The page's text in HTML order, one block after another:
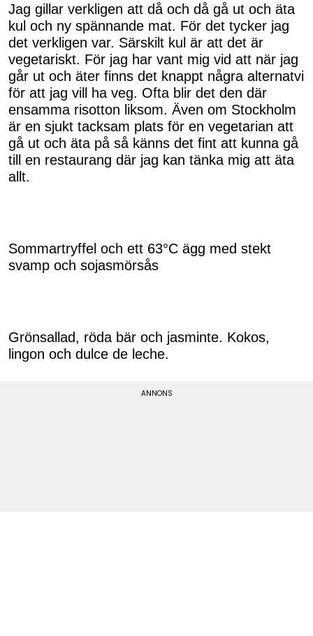
Jag gillar verkligen att då och då gå ut och äta
kul och ny spännande mat. För det tycker jag
det verkligen var. Särskilt kul är att det är
vegetariskt. För jag har vant mig vid att när jag
går ut och äter finns det knappt några alternatvi
för att jag vill ha veg. Ofta blir det den där
ensamma risotton liksom. Även om Stockholm
är en sjukt tacksam plats för en vegetarian att
gå ut och äta på så känns det fint att kunna gå
till en restaurang där jag kan tänka mig att äta
allt.
Sommartryffel och ett 63°C ägg med stekt
svamp och sojasmörsås
Grönsallad, röda bär och jasminte. Kokos,
lingon och dulce de leche.